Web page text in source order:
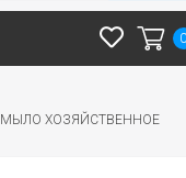
МЫЛО ХОЗЯЙСТВЕННОЕ